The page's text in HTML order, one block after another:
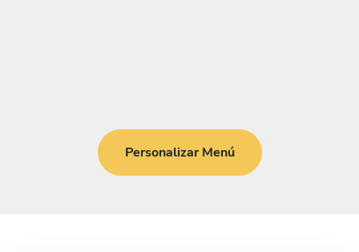
Personalizar Menú